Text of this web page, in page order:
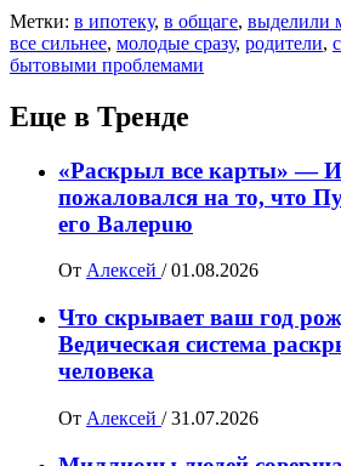
Метки: в ипотеку, в общаге, выделили
все сильнее, молодые сразу, родители,
бытовыми проблемами
Еще в Тренде
«Раскрыл все карты» —
пожалoвался на то, что
его Вaлepuю
От Алексей / 01.08.2026
Что скрывает ваш год
Ведическая система
человека
От Алексей / 31.07.2026